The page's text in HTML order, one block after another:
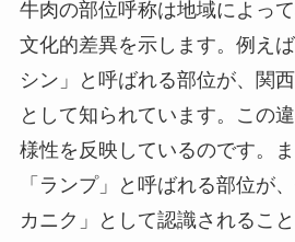
牛肉の部位呼称は地域によっ
文化的差異を示します。例え
シン」と呼ばれる部位が、関
として知られています。この
様性を反映しているのです。
「ランプ」と呼ばれる部位が
カニク」として認識されるこ